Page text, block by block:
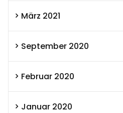
März 2021
September 2020
Februar 2020
Januar 2020